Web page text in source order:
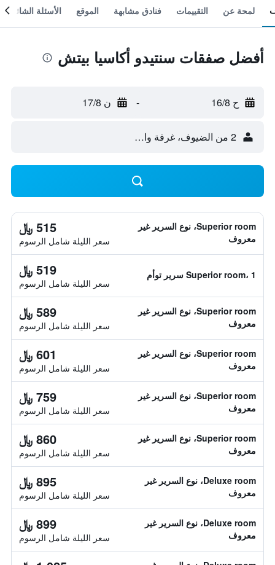
لمحة عن التقييمات فنادق مشابهة الموقع الأسئلة الشائعة
أفضل صفقات سنتيدو أكاسيا بيتش
ح 16/8 - ن 17/8
2 من الضيوف، غرفة واحدة
Superior room، نوع السرير غير
معروف
515 ﷼
سعر الليلة شامل الرسوم
Superior room، 1 سرير توأم 519 ﷼
سعر الليلة شامل الرسوم
Superior room، نوع السرير غير
معروف
589 ﷼
سعر الليلة شامل الرسوم
Superior room، نوع السرير غير
معروف
601 ﷼
سعر الليلة شامل الرسوم
Superior room، نوع السرير غير
معروف
759 ﷼
سعر الليلة شامل الرسوم
Superior room، نوع السرير غير
معروف
860 ﷼
سعر الليلة شامل الرسوم
Deluxe room، نوع السرير غير
معروف
895 ﷼
سعر الليلة شامل الرسوم
Deluxe room، نوع السرير غير
معروف
899 ﷼
سعر الليلة شامل الرسوم